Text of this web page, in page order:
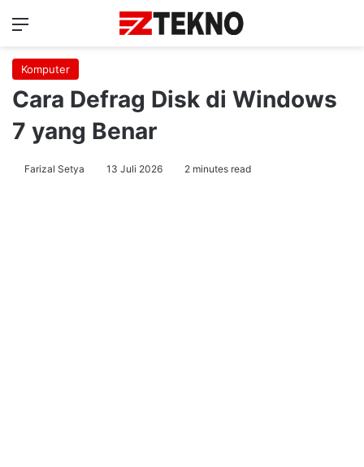
Menu
Komputer
Cara Defrag Disk di Windows
7 yang Benar
Farizal Setya 13 Juli 2026 2 minutes read